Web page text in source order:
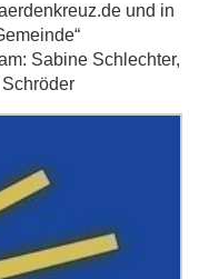
und in
Sabine Schlechter,